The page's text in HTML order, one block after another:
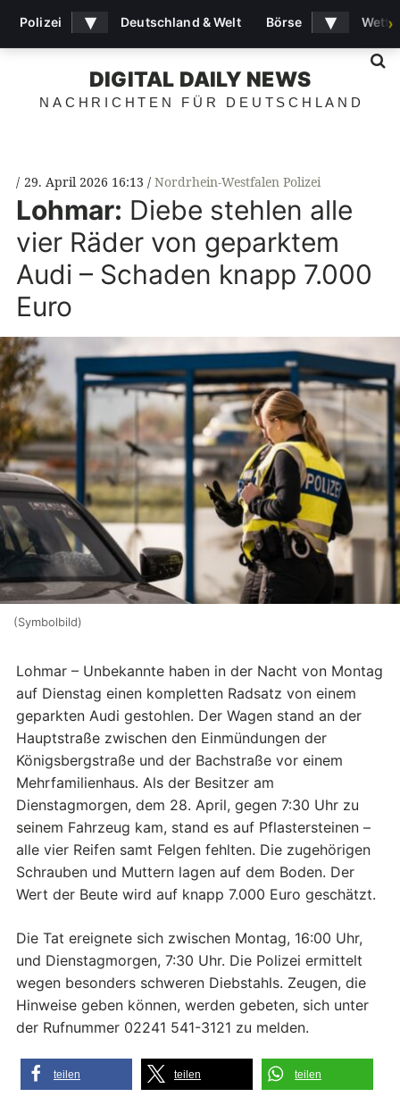
DIGITAL DAILY NEWS
NACHRICHTEN FÜR DEUTSCHLAND
29. April 2026 16:13 Nordrhein-Westfalen Polizei
Lohmar: Diebe stehlen alle
vier Räder von geparktem
Audi – Schaden knapp 7.000
Euro
(Symbolbild)
Lohmar – Unbekannte haben in der Nacht von Montag
auf Dienstag einen kompletten Radsatz von einem
geparkten Audi gestohlen. Der Wagen stand an der
Hauptstraße zwischen den Einmündungen der
Königsbergstraße und der Bachstraße vor einem
Mehrfamilienhaus. Als der Besitzer am
Dienstagmorgen, dem 28. April, gegen 7:30 Uhr zu
seinem Fahrzeug kam, stand es auf Pflastersteinen –
alle vier Reifen samt Felgen fehlten. Die zugehörigen
Schrauben und Muttern lagen auf dem Boden. Der
Wert der Beute wird auf knapp 7.000 Euro geschätzt.
Die Tat ereignete sich zwischen Montag, 16:00 Uhr,
und Dienstagmorgen, 7:30 Uhr. Die Polizei ermittelt
wegen besonders schweren Diebstahls. Zeugen, die
Hinweise geben können, werden gebeten, sich unter
der Rufnummer 02241 541-3121 zu melden.
teilen teilen teilen
Polizei ▾ Deutschland & Welt Börse ▾ ›